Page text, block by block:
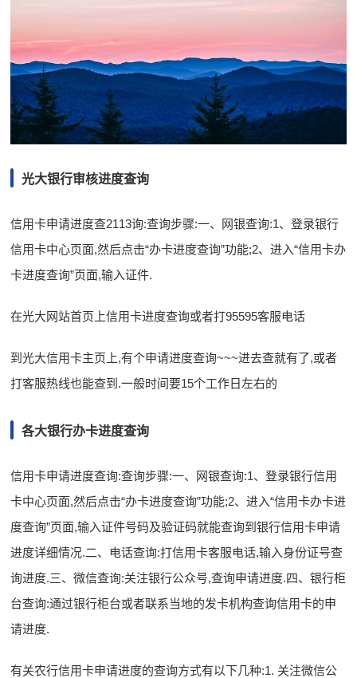
光大银行审核进度查询
信用卡申请进度查2113询:查询步骤:一、网银查询:1、登录银行
信用卡中心页面,然后点击“办卡进度查询”功能;2、进入“信用卡办
卡进度查询”页面,输入证件.
在光大网站首页上信用卡进度查询或者打95595客服电话
到光大信用卡主页上,有个申请进度查询~~~进去查就有了,或者
打客服热线也能查到.一般时间要15个工作日左右的
各大银行办卡进度查询
信用卡申请进度查询:查询步骤:一、网银查询:1、登录银行信用
卡中心页面,然后点击“办卡进度查询”功能;2、进入“信用卡办卡进
度查询”页面,输入证件号码及验证码就能查询到银行信用卡申请
进度详细情况.二、电话查询:打信用卡客服电话,输入身份证号查
询进度.三、微信查询:关注银行公众号,查询申请进度.四、银行柜
台查询:通过银行柜台或者联系当地的发卡机构查询信用卡的申
请进度.
有关农行信用卡申请进度的查询方式有以下几种:1. 关注微信公